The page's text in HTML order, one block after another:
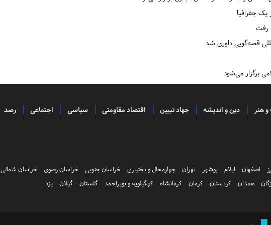
جغرافیا
رفت
قصه‌گویی داوری شد
برگزار می‌شود
هنر دین و اندیشه جهاد تبیین اقتصاد مقاومتی سیاسی اجتماعی رصد
اصفهان ایلام بوشهر تهران چهارمحال و بختیاری خراسان جنوبی خراسان رضوی خراسان شمالی
همدان کردستان کرمان کرمانشاه کهگیلویه و بویراحمد گلستان گیلان یزد